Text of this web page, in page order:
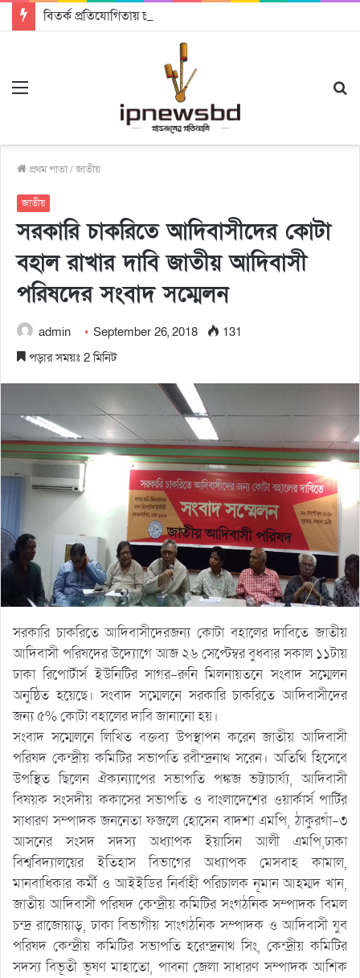
প্রথম পাতা/জাতীয়
জাতীয়
সরকারি চাকরিতে আদিবাসীদের কোটা
বহাল রাখার দাবি জাতীয় আদিবাসী
পরিষদের সংবাদ সম্মেলন
admin September 26, 2018
131
পড়ার সময়ঃ 2 মিনিট
সরকারি চাকরিতে আদিবাসীদেরজন্য কোটা বহালের দাবিতে জাতীয়
আদিবাসী পরিষদের উদ্যোগে আজ ২৬ সেপ্টেম্বর বুধবার সকাল ১১টায়
ঢাকা রিপোর্টার্স ইউনিটির সাগর-রুনি মিলনায়তনে সংবাদ সম্মেলন
অনুষ্ঠিত হয়েছে। সংবাদ সম্মেলনে সরকারি চাকরিতে আদিবাসীদের
জন্য ৫% কোটা বহালের দাবি জানানো হয়।
সংবাদ সম্মেলনে লিখিত বক্তব্য উপস্থাপন করেন জাতীয় আদিবাসী
পরিষদ কেন্দ্রীয় কমিটির সভাপতি রবীন্দ্রনাথ সরেন। অতিথি হিসেবে
উপস্থিত ছিলেন ঐক্যন্যাপের সভাপতি পঙ্কজ ভট্টাচার্য্য, আদিবাসী
বিষয়ক সংসদীয় ককাসের সভাপতি ও বাংলাদেশের ওয়ার্কার্স পার্টির
সাধারণ সম্পাদক জননেতা ফজলে হোসেন বাদশা এমপি, ঠাকুরগাঁ-৩
আসনের সংসদ সদস্য অধ্যাপক ইয়াসিন আলী এমপি,ঢাকা
বিশ্ববিদ্যালয়ের ইতিহাস বিভাগের অধ্যাপক মেসবাহ কামাল,
মানবাধিকার কর্মী ও আইইডির নির্বাহী পরিচালক নূমান আহম্মদ খান,
জাতীয় আদিবাসী পরিষদ কেন্দ্রীয় কমিটির সংগঠনিক সম্পাদক বিমল
চন্দ্র রাজোয়াড়, ঢাকা বিভাগীয় সাংগঠনিক সম্পাদক ও আদিবাসী যুব
পরিষদ কেন্দ্রীয় কমিটির সভাপতি হরেন্দ্রনাথ সিং, কেন্দ্রীয় কমিটির
সদস্য বিভূতী ভূষণ মাহাতো, পাবনা জেলা সাধারণ সম্পাদক আশিক